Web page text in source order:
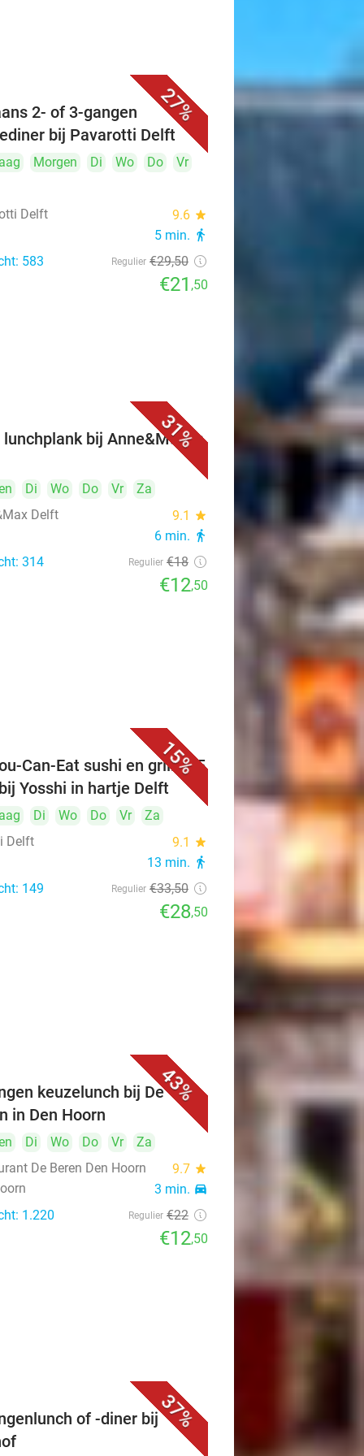
27%
2- of 3-gangen
bij Pavarotti Delft
Morgen Di Wo Do
Vr
Delft
9.6 star
5 min. directions_walk
583 Regulier €29,50
€21 ,50
31%
lunchplank bij Anne&Max in
Di Wo Do Vr
Za
Delft
9.1 star
6 min. directions_walk
314 Regulier €18
€12,50
15%
Can-Eat sushi en grill (2,5
Yosshi in hartje Delft
Di Wo Do Vr
Za
Delft
9.1 star
13 min. directions_walk
149 Regulier €33,50
€28,50
43%
keuzelunch bij De
in Den Hoorn
Di Wo Do Vr
Za
De Beren Den Hoorn
9.7 star
3 min. directions_car
1.220 Regulier €22
€12,50
37%
of -diner bij